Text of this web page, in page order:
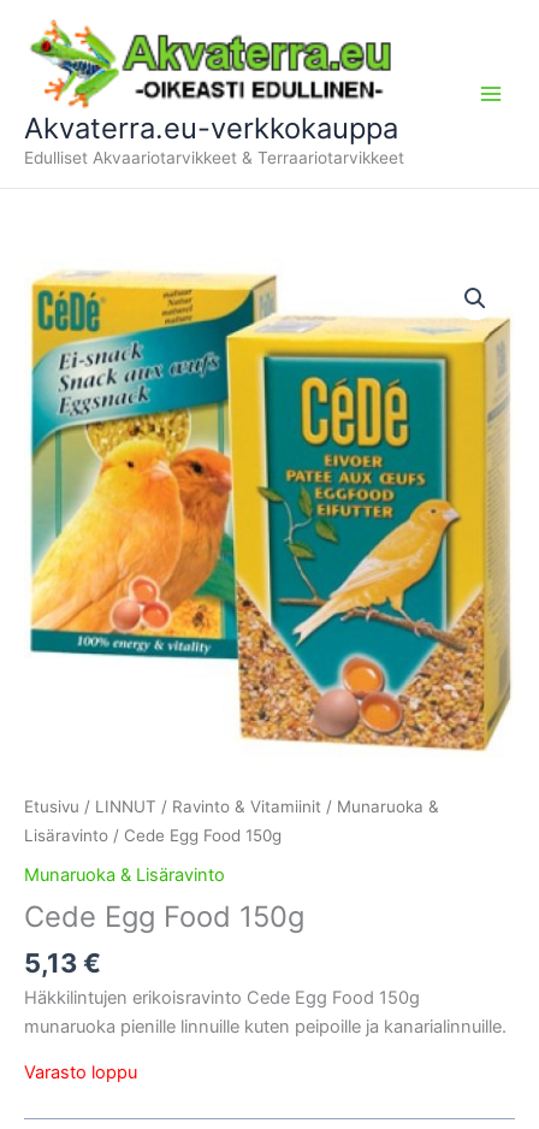
sisältöön
Akvaterra.eu-verkkokauppa
Edulliset Akvaariotarvikkeet & Terraariotarvikkeet
Etusivu / LINNUT / Ravinto & Vitamiinit / Munaruoka &
Lisäravinto / Cede Egg Food 150g
Munaruoka & Lisäravinto
Cede Egg Food 150g
5,13€
Häkkilintujen erikoisravinto Cede Egg Food 150g
munaruoka pienille linnuille kuten peipoille ja kanarialinnuille.
Varasto loppu